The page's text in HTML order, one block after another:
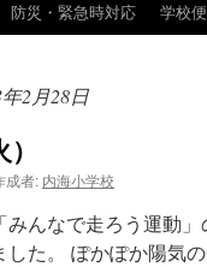
防災・緊急時対応 学校
年2月28日
成者: 内海小学校
みんなで走ろう運動
した。 ぽかぽか陽気